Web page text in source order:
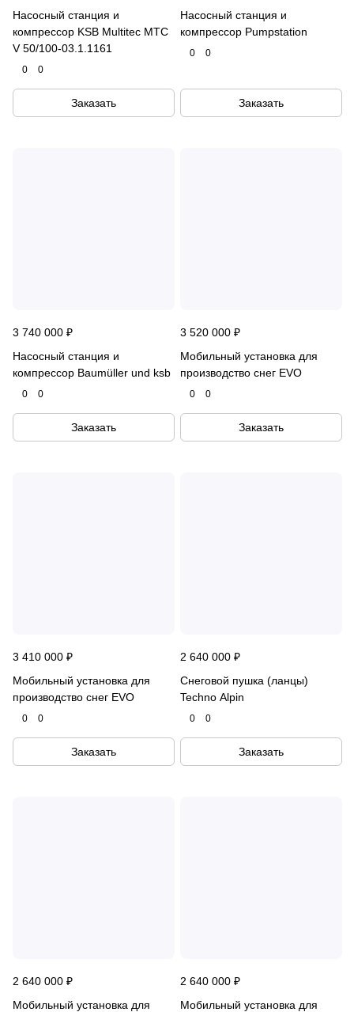
Насосный станция и
компрессор KSB Multitec MTC
V 50/100-03.1.1161
0 0
Заказать
Насосный станция и
компрессор Pumpstation
0 0
Заказать
3 740 000 ₽
Насосный станция и
компрессор Baumüller und ksb
0 0
Заказать
3 520 000 ₽
Мобильный установка для
производство снег EVO
0 0
Заказать
3 410 000 ₽
Мобильный установка для
производство снег EVO
0 0
Заказать
2 640 000 ₽
Снеговой пушка (ланцы)
Techno Alpin
0 0
Заказать
2 640 000 ₽
Мобильный установка для
2 640 000 ₽
Мобильный установка для